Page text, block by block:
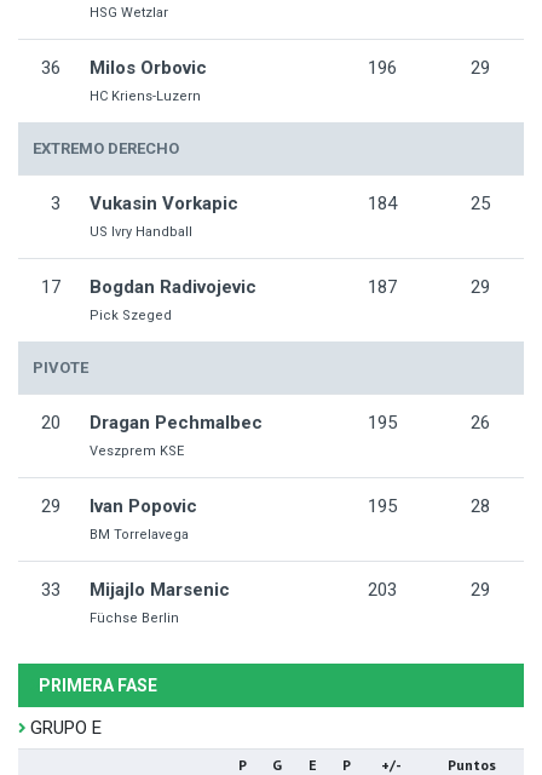
HSG Wetzlar
36 Milos Orbovic
HC Kriens-Luzern
196 29
EXTREMO DERECHO
3 Vukasin Vorkapic
US Ivry Handball
184 25
17 Bogdan Radivojevic
Pick Szeged
187 29
PIVOTE
20 Dragan Pechmalbec
Veszprem KSE
195 26
29 Ivan Popovic
BM Torrelavega
195 28
33 Mijajlo Marsenic
Füchse Berlin
203 29
PRIMERA FASE
GRUPO E
P G E P +/- Puntos